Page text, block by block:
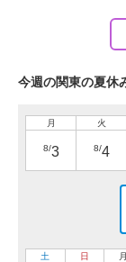
今週の関東の夏休
月
8/3
火
8/4
土 日 月